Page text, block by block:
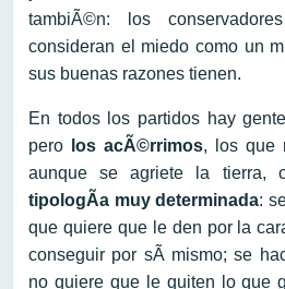
tambiÃ©n: los
consideran el miedo como un
sus buenas razones tienen.
En todos los partidos hay
pero
los acÃ©rrimos, los que
aunque se agriete la tierra,
tipologÃ­a muy determinada:
que quiere que le den por la
conseguir por sÃ­ mismo; se
no quiere que le quiten lo que